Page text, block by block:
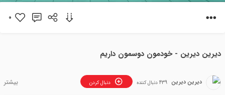
0
دیرین دیرین - خودمون دوسمون داریم
دیرین دیرین دنبال کردن 439 دنبال کننده